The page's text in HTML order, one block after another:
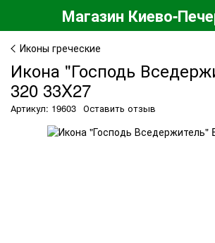
Иконы греческие
Икона "Господь
320 33X27
Артикул: 19603 Оставить отзыв